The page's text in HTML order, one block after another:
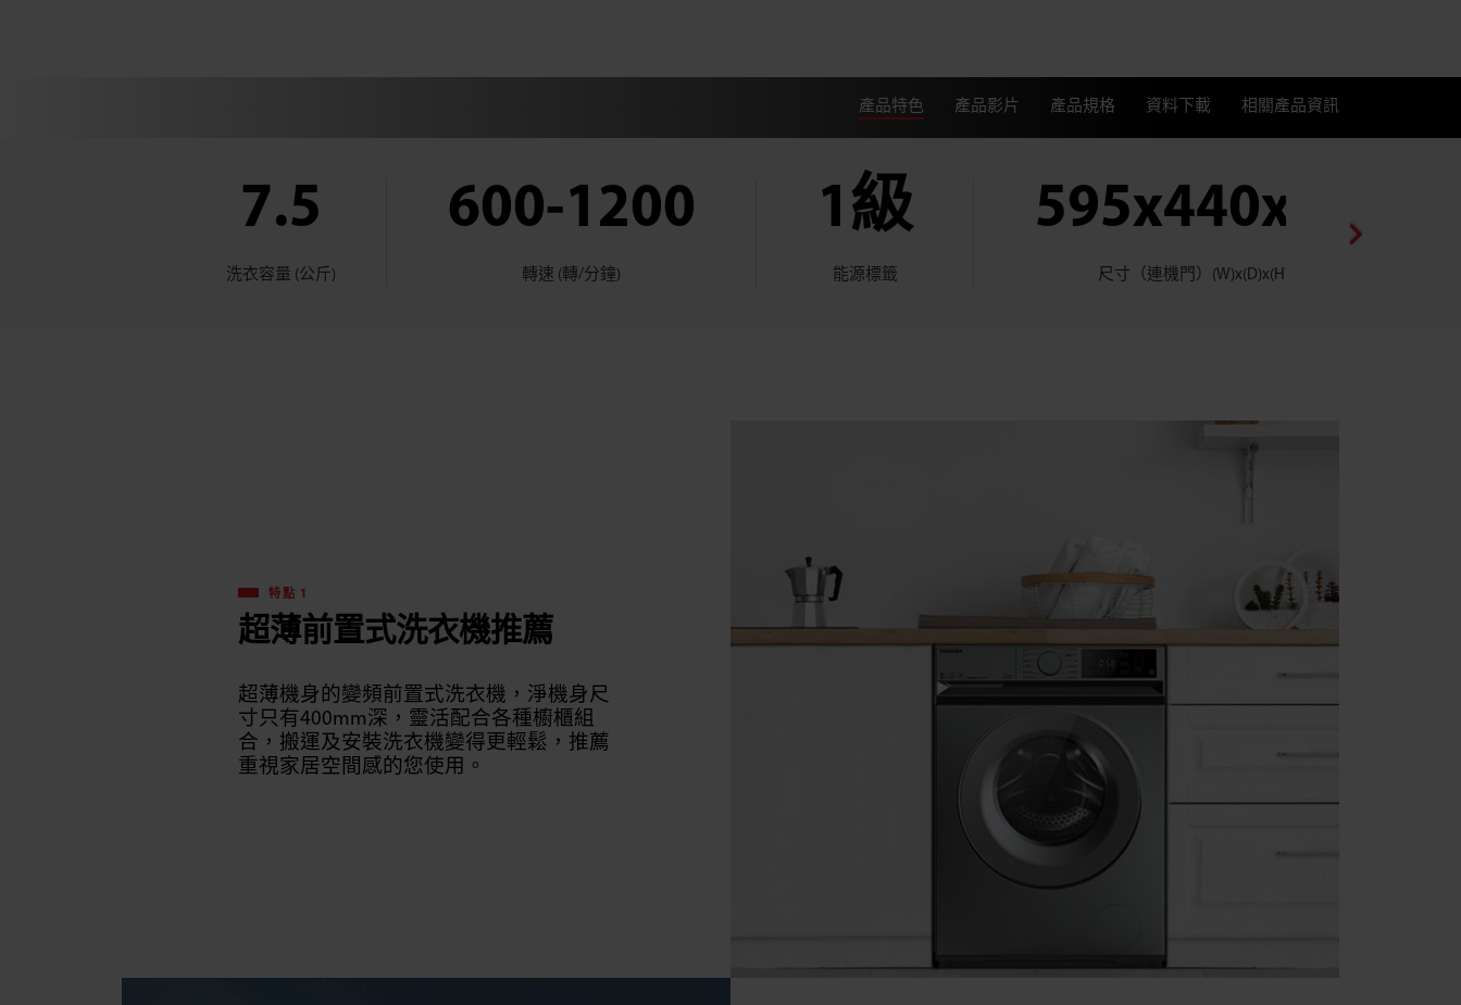
產品特色 產品影片 產品規格 資料下載 相關產品資訊
7.5
洗衣容量 (公斤)
600-1200
轉速 (轉/分鐘)
1級
能源標籤
595x440x850
尺寸（連機門）(W)x(D)x(H) 毫米
特點 1
超薄前置式洗衣機推薦
超薄機身的變頻前置式洗衣機，淨機身尺
寸只有400mm深，靈活配合各種櫥櫃組
合，搬運及安裝洗衣機變得更輕鬆，推薦
重視家居空間感的您使用。